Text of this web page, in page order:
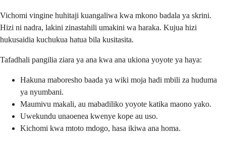
Vichomi vingine huhitaji kuangaliwa kwa mkono badala ya skrini.
Hizi ni nadra, lakini zinastahili umakini wa haraka. Kujua hizi
hukusaidia kuchukua hatua bila kusitasita.
Tafadhali pangilia ziara ya ana kwa ana ukiona yoyote ya haya:
Hakuna maboresho baada ya wiki moja hadi mbili za huduma
ya nyumbani.
Maumivu makali, au mabadiliko yoyote katika maono yako.
Uwekundu unaoenea kwenye kope au uso.
Kichomi kwa mtoto mdogo, hasa ikiwa ana homa.